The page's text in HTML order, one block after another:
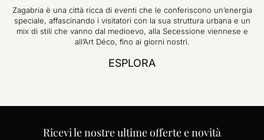
Zagabria è una città ricca di eventi che le conferiscono un’energia
speciale, affascinando i visitatori con la sua struttura urbana e un
mix di stili che vanno dal medioevo, alla Secessione viennese e
all’Art Déco, fino ai giorni nostri.
ESPLORA
Ricevi le nostre ultime offerte e novità